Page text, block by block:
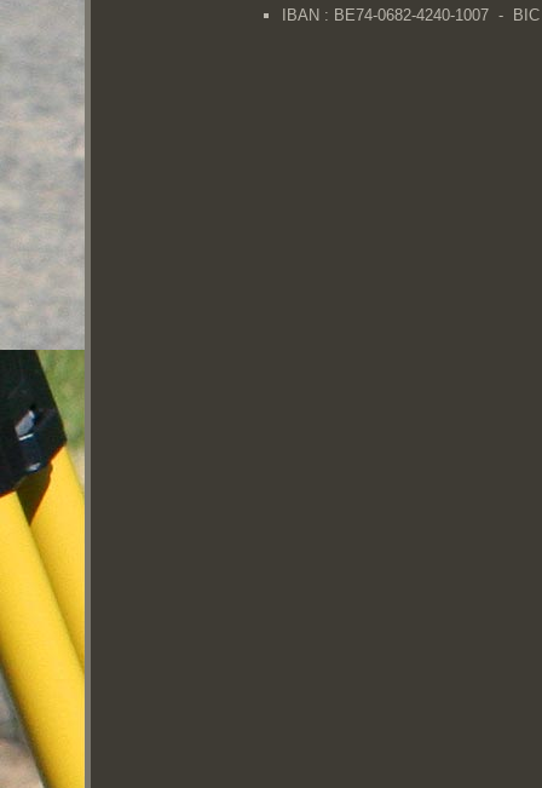
IBAN : BE74-0682-4240-1007 -